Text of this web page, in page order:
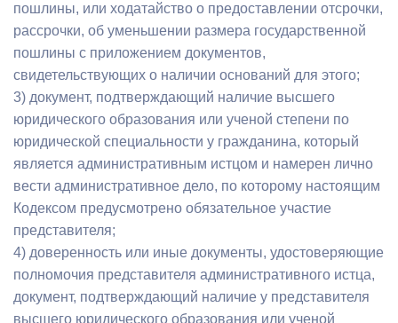
пошлины, или ходатайство о предоставлении отсрочки,
рассрочки, об уменьшении размера государственной
пошлины с приложением документов,
свидетельствующих о наличии оснований для этого;
3) документ, подтверждающий наличие высшего
юридического образования или ученой степени по
юридической специальности у гражданина, который
является административным истцом и намерен лично
вести административное дело, по которому настоящим
Кодексом предусмотрено обязательное участие
представителя;
4) доверенность или иные документы, удостоверяющие
полномочия представителя административного истца,
документ, подтверждающий наличие у представителя
высшего юридического образования или ученой